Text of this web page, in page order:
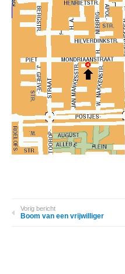
Vorig bericht
Boom van een vrijwilliger